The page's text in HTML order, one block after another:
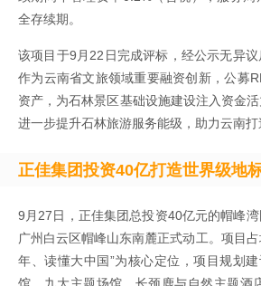
全存续期。
该项目于9月22日完成评标，经公示无异议
作为云南省文旅领域重要融资创新，公募
资产，为石林景区基础设施建设注入资金
进一步提升石林旅游服务能级，助力云南打
正佳集团投资40亿打造世界级地
9月27日，正佳集团总投资40亿元的帽峰
广州白云区帽峰山东南麓正式动工。项目
年、读懂大中国”为核心定位，项目规划